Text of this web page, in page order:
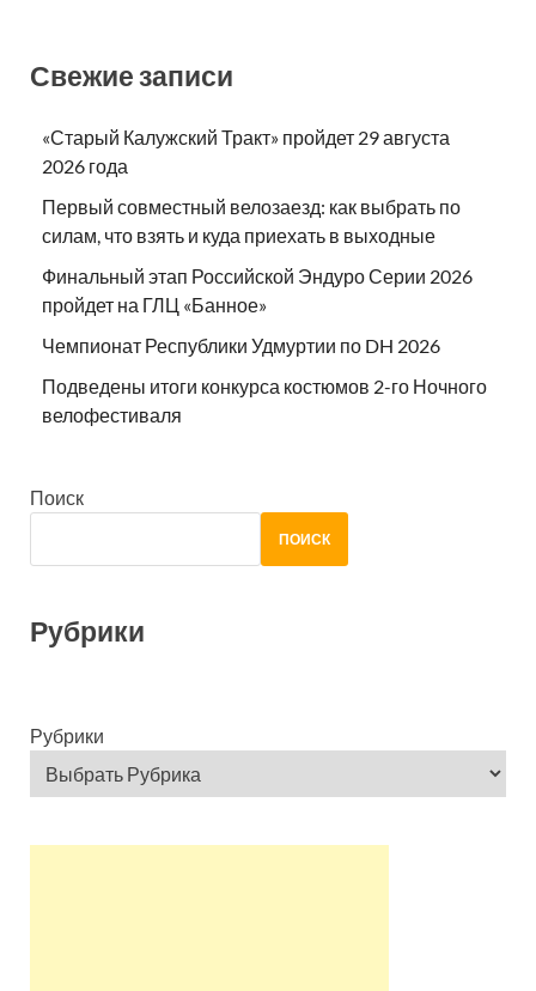
Свежие записи
«Старый Калужский Тракт» пройдет 29 августа
2026 года
Первый совместный велозаезд: как выбрать по
силам, что взять и куда приехать в выходные
Финальный этап Российской Эндуро Серии 2026
пройдет на ГЛЦ «Банное»
Чемпионат Республики Удмуртии по DH 2026
Подведены итоги конкурса костюмов 2-го Ночного
велофестиваля
Поиск
ПОИСК
Рубрики
Рубрики